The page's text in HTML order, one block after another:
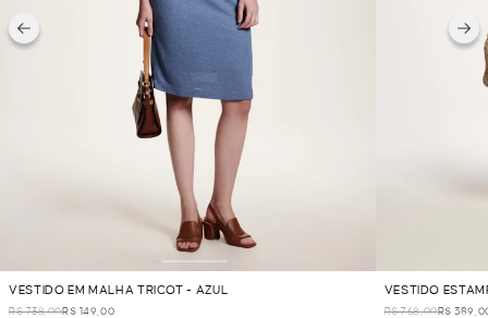
VESTIDO EM MALHA TRICOT - AZUL
R$ 738,00R$ 149,00
VESTIDO
R$ 768,00R$